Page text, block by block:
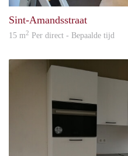
Sint-Amandsstraat
15 m2 Per direct - Bepaalde tijd